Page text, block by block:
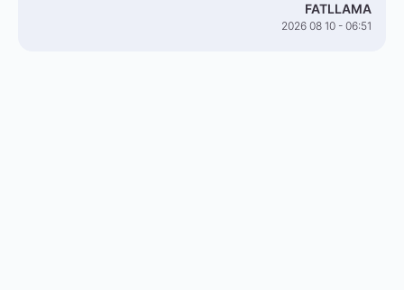
FATLLAMA
2026 08 10 - 06:51